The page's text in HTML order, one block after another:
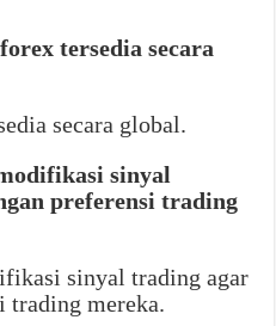
tersedia secara
secara global.
sinyal
preferensi trading
sinyal trading agar
trading mereka.